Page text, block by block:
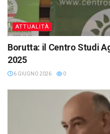
ATTUALITÀ
Borutta: il Centro Studi
2025
6 GIUGNO 2026 0